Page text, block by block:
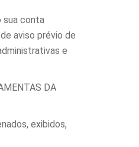
sua conta
aviso prévio de
e
DA
exibidos,